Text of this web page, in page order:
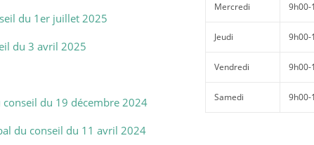
du 1er juillet 2025
du 3 avril 2025
conseil du 19 décembre 2024
du conseil du 11 avril 2024
Mercredi 9h00-
Jeudi 9h00-
Vendredi 9h00-
Samedi 9h00-